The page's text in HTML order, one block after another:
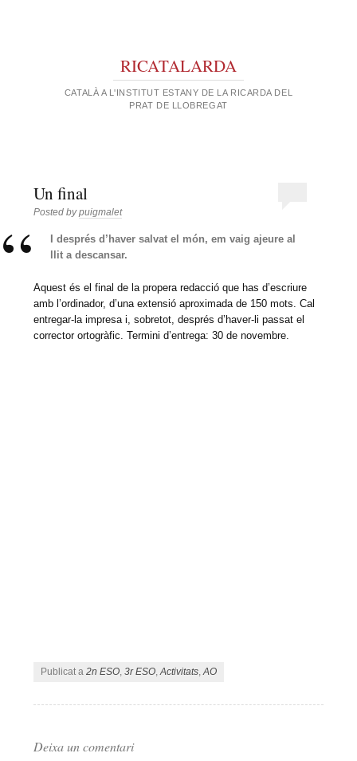
RICATALARDA
CATALÀ A L'INSTITUT ESTANY DE LA RICARDA DEL
PRAT DE LLOBREGAT
Un final
Posted bypuigmalet
I després d’haver salvat el món, em vaig ajeure al
llit a descansar.
Aquest és el final de la propera redacció que has d’escriure
amb l’ordinador, d’una extensió aproximada de 150 mots. Cal
entregar-la impresa i, sobretot, després d’haver-li passat el
corrector ortogràfic. Termini d’entrega: 30 de novembre.
Publicat a2n ESO,3r ESO,Activitats,AO
Deixa un comentari